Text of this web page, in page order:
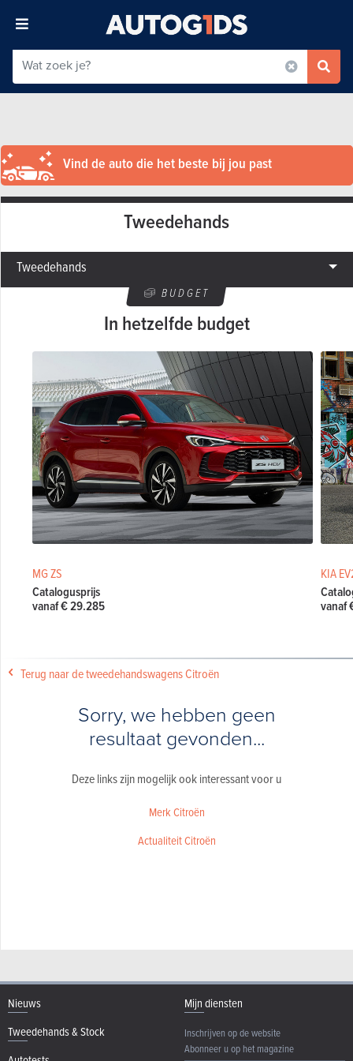
Vind de auto die het beste bij jou past
Tweedehands
Tweedehands
BUDGET
In hetzelfde budget
MG ZS
Catalogusprijs
vanaf € 29.285
KIA
vanaf
Terug naar de tweedehandswagens Citroën
Sorry, we hebben geen
resultaat gevonden...
Deze links zijn mogelijk ook interessant voor u
Merk Citroën
Actualiteit Citroën
Nieuws
Tweedehands & Stock
Mijn diensten
Inschrijven op de website
Abonneer u op het magazine